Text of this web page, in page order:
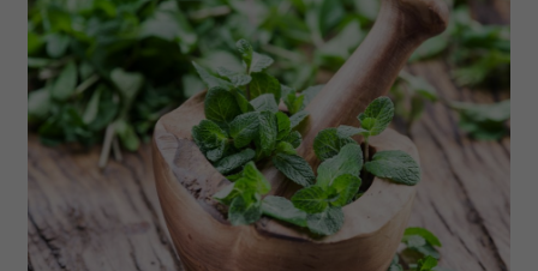
i reklam, aby oferować funkcje społecznościowe i
analizować ruch w naszej witrynie. Informacje o tym, jak
korzystasz z naszej witryny, udostępniamy partnerom
społecznościowym, reklamowym i analitycznym.
Partnerzy mogą połączyć te informacje z innymi danymi
otrzymanymi od Ciebie lub uzyskanymi podczas
korzystania z ich usług.